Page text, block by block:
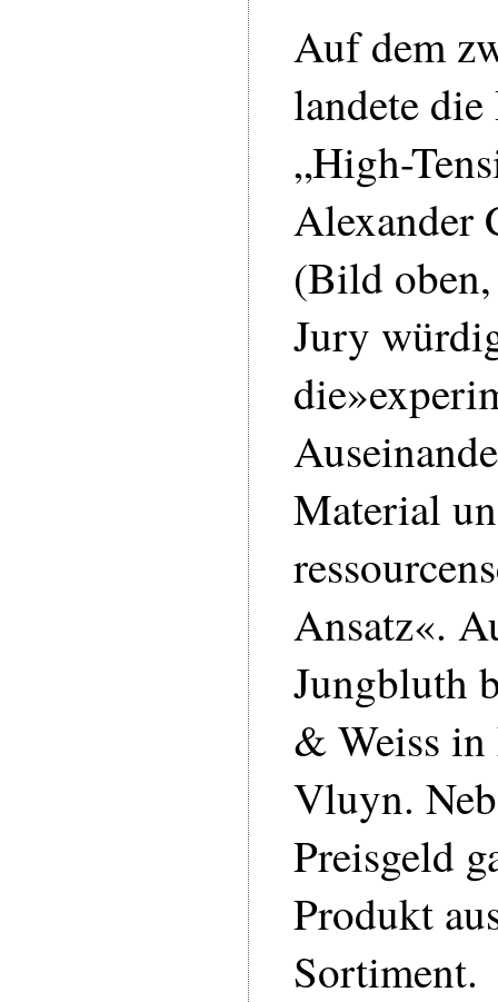
Auf dem
landete
„High-
Alexander
(Bild
Jury
Material
Ansatz«.
Jungbluth
& Weiss
Vluyn.
Preisgeld
Produkt
Sortiment.